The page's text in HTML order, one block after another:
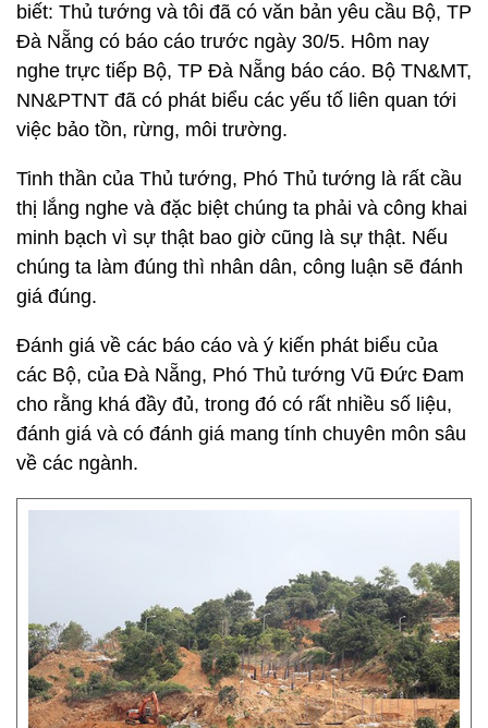
biết: Thủ tướng và tôi đã có văn bản yêu cầu Bộ, TP
Đà Nẵng có báo cáo trước ngày 30/5. Hôm nay
nghe trực tiếp Bộ, TP Đà Nẵng báo cáo. Bộ TN&MT,
NN&PTNT đã có phát biểu các yếu tố liên quan tới
việc bảo tồn, rừng, môi trường.
Tinh thần của Thủ tướng, Phó Thủ tướng là rất cầu
thị lắng nghe và đặc biệt chúng ta phải và công khai
minh bạch vì sự thật bao giờ cũng là sự thật. Nếu
chúng ta làm đúng thì nhân dân, công luận sẽ đánh
giá đúng.
Đánh giá về các báo cáo và ý kiến phát biểu của
các Bộ, của Đà Nẵng, Phó Thủ tướng Vũ Đức Đam
cho rằng khá đầy đủ, trong đó có rất nhiều số liệu,
đánh giá và có đánh giá mang tính chuyên môn sâu
về các ngành.